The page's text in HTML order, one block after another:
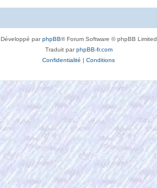
Développé parphpBB® Forum Software © phpBB Limited
Traduit parphpBB-fr.com
Confidentialité | Conditions